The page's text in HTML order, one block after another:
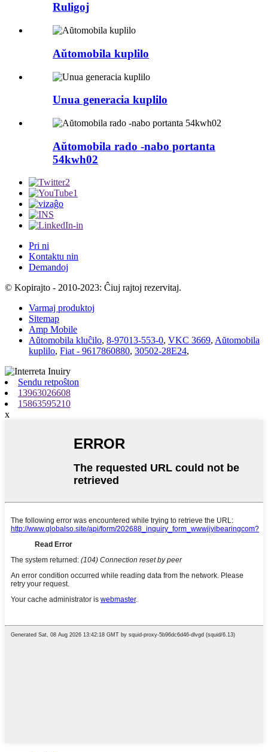
Ruligoj
Aŭtomobila kuplilo
Unua generacia kuplilo
Aŭtomobila rado -nabo portanta
54kwh02
Pri ni
Kontaktu nin
Demandoj
© Kopirajto - 2010-2023: Ĉiuj rajtoj rezervitaj.
Varmaj produktoj
Sitemap
Amp Mobile
Aŭtomobila kluĉilo, 8-97013-553-0, VKC 3669, Aŭtomobila
kuplilo, Fiat - 9617860880, 30502-28E24,
Sendu retpoŝton
13963026608
15863595210
x